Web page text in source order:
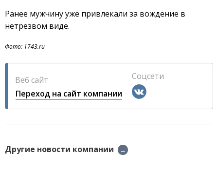
Ранее мужчину уже привлекали за вождение в
нетрезвом виде.
Фото: 1743.ru
Веб сайт
Переход на сайт компании
Соцсети
Другие новости компании →